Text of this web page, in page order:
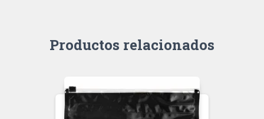
Productos relacionados